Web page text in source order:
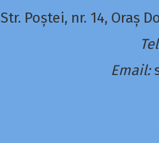
Str. Poștei, nr. 14, Oraș
Email: